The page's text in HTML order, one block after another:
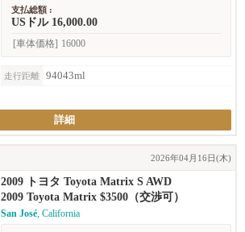
支払総額 :
USドル 16,000.00
[車体価格] 16000
走行距離
94043ml
詳細
2026年04月16日(木)
2009 トヨタ Toyota Matrix S AWD
2009 Toyota Matrix $3500（交渉可）
San José, California